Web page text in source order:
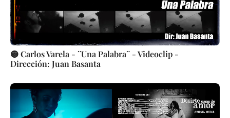
🟡 Carlos Varela - ¨Una Palabra¨ - Videoclip -
Dirección: Juan Basanta